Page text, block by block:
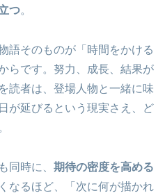
つ。
語そのものが「時間をかける
らです。努力、成長、結果が
読者は、登場人物と一緒に味
が延びるという現実さえ、ど
同時に、 期待の密度を高める
なるほど、「次に何が描かれ